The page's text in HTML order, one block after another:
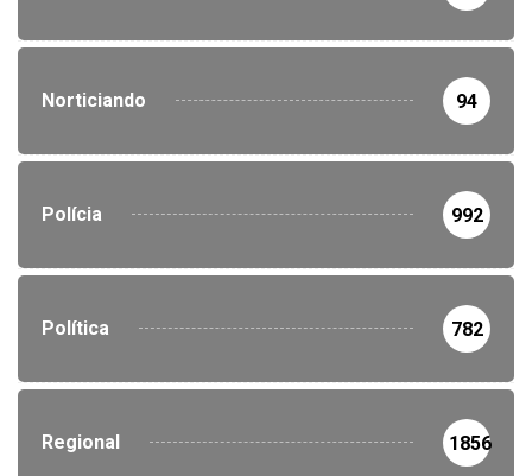
Norticiando 94
Polícia 992
Política 782
Regional 1856